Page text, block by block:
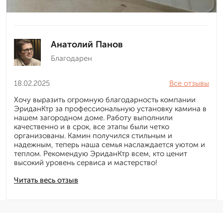
Анатолий Панов
Благодарен
18.02.2025
Читать весь отзыв
Все отзывы
Хочу выразить огромную благодарность компании
ЭриданКтр за профессиональную установку камина в
нашем загородном доме. Работу выполнили
качественно и в срок, все этапы были четко
организованы. Камин получился стильным и
надежным, теперь наша семья наслаждается уютом и
теплом. Рекомендую ЭриданКтр всем, кто ценит
высокий уровень сервиса и мастерство!